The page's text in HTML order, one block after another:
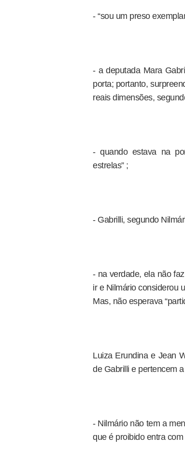
- “sou um preso
- a deputada Mara
porta; portanto,
reais dimensões,
- quando estava na
estrelas” ;
- Gabrilli, segundo
- na verdade, ela não
ir e Nilmário considerou
Mas, não esperava
Luiza Erundina e Jean
de Gabrilli e pertencem
- Nilmário não tem a
que é proibido entra